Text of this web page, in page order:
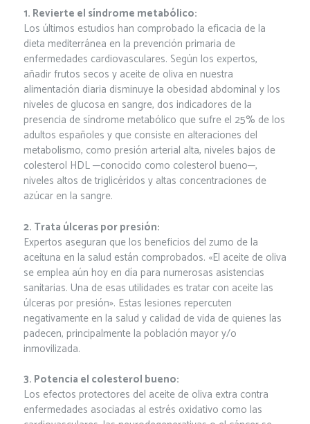
1. Revierte el síndrome metabólico:
Los últimos estudios han comprobado la eficacia de la
dieta mediterránea en la prevención primaria de
enfermedades cardiovasculares. Según los expertos,
añadir frutos secos y aceite de oliva en nuestra
alimentación diaria disminuye la obesidad abdominal y los
niveles de glucosa en sangre, dos indicadores de la
presencia de síndrome metabólico que sufre el 25% de los
adultos españoles y que consiste en alteraciones del
metabolismo, como presión arterial alta, niveles bajos de
colesterol HDL ─conocido como colesterol bueno─,
niveles altos de triglicéridos y altas concentraciones de
azúcar en la sangre.
2. Trata úlceras por presión:
Expertos aseguran que los beneficios del zumo de la
aceituna en la salud están comprobados. «El aceite de oliva
se emplea aún hoy en día para numerosas asistencias
sanitarias. Una de esas utilidades es tratar con aceite las
úlceras por presión». Estas lesiones repercuten
negativamente en la salud y calidad de vida de quienes las
padecen, principalmente la población mayor y/o
inmovilizada.
3. Potencia el colesterol bueno:
Los efectos protectores del aceite de oliva extra contra
enfermedades asociadas al estrés oxidativo como las